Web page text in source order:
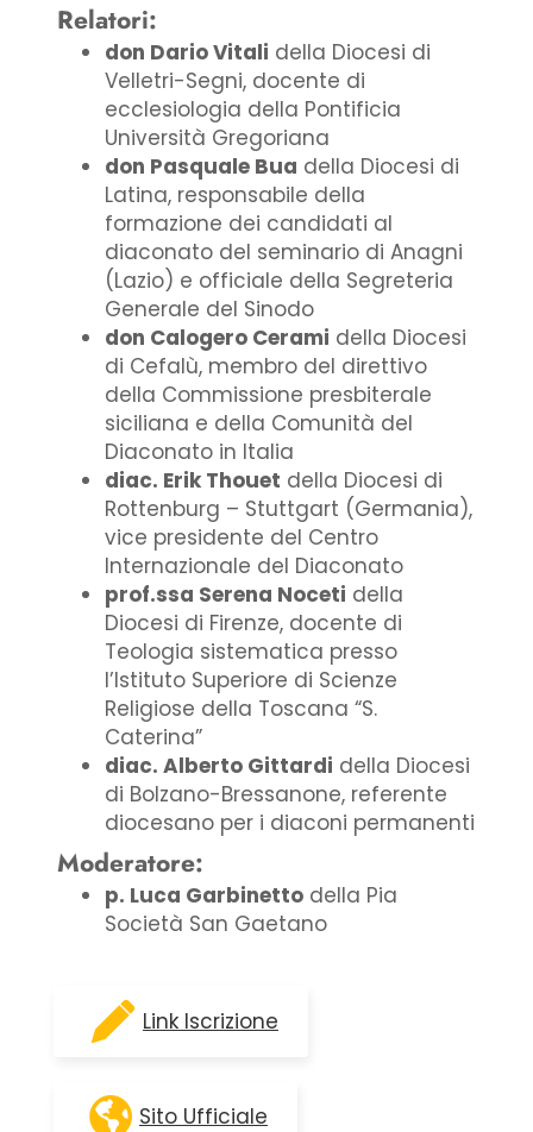
Relatori:
don Dario Vitali della Diocesi di
Velletri-Segni, docente di
ecclesiologia della Pontificia
Università Gregoriana
don Pasquale Bua della Diocesi di
Latina, responsabile della
formazione dei candidati al
diaconato del seminario di Anagni
(Lazio) e officiale della Segreteria
Generale del Sinodo
don Calogero Cerami della Diocesi
di Cefalù, membro del direttivo
della Commissione presbiterale
siciliana e della Comunità del
Diaconato in Italia
diac. Erik Thouet della Diocesi di
Rottenburg – Stuttgart (Germania),
vice presidente del Centro
Internazionale del Diaconato
prof.ssa Serena Noceti della
Diocesi di Firenze, docente di
Teologia sistematica presso
l’Istituto Superiore di Scienze
Religiose della Toscana “S.
Caterina”
diac. Alberto Gittardi della Diocesi
di Bolzano-Bressanone, referente
diocesano per i diaconi permanenti
Moderatore:
p. Luca Garbinettodella Pia
Società San Gaetano
Link Iscrizione
Sito Ufficiale